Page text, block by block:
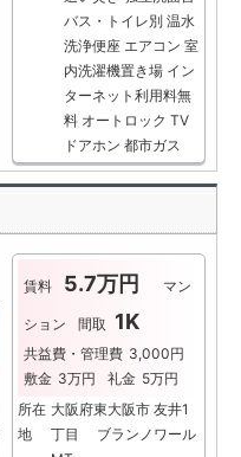
バス・トイレ別 温水
洗浄便座 エアコン 室
内洗濯機置き場 イン
ターネット利用料無
料 オートロック TV
ドアホン 都市ガス
賃料 5.7万円 マン
ション 間取 1K
共益費・管理費 3,000円
敷金 3万円 礼金 5万円
所在
地
大阪府東大阪市 友井1
丁目 ブランノワール